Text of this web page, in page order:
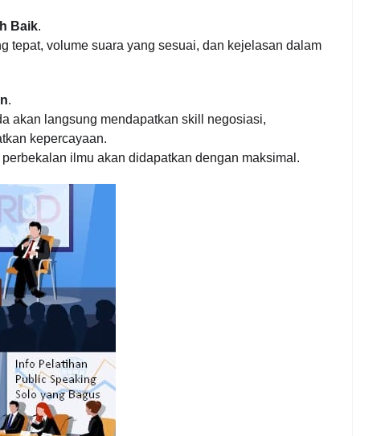
Baik.
tepat, volume suara yang sesuai, dan kejelasan dalam
.
akan langsung mendapatkan skill negosiasi,
kepercayaan.
ilmu akan didapatkan dengan maksimal.